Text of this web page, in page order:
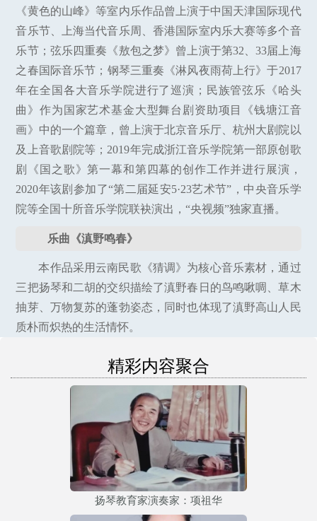
《黄色的山峰》等室内乐作品曾上演于中国天津国际现代
音乐节、上海当代音乐周、香港国际室内乐大赛等多个音
乐节；弦乐四重奏《敖包之梦》曾上演于第32、33届上海
之春国际音乐节；钢琴三重奏《淋风夜雨荷上行》于2017
年在全国各大音乐学院进行了巡演；民族管弦乐《哈头
曲》作为国家艺术基金大型舞台剧资助项目《钱塘江音
画》中的一个篇章，曾上演于北京音乐厅、杭州大剧院以
及上音歌剧院等；2019年完成浙江音乐学院第一部原创歌
剧《国之歌》第一幕和第四幕的创作工作并进行展演，
2020年该剧参加了“第二届延安5·23艺术节”，中央音乐学
院等全国十所音乐学院联袂演出，“央视频”独家直播。
乐曲《滇野鸣春》
本作品采用云南民歌《猜调》为核心音乐素材，通过
三把扬琴和二胡的交织描绘了滇野春日的鸟鸣啾啁、草木
抽芽、万物复苏的蓬勃姿态，同时也体现了滇野高山人民
质朴而炽热的生活情怀。
精彩内容聚合
扬琴教育家演奏家：项祖华